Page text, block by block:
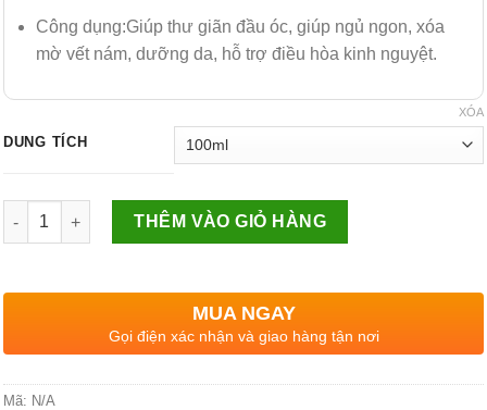
Công dụng:Giúp thư giãn đầu óc, giúp ngủ ngon, xóa
mờ vết nám, dưỡng da, hỗ trợ điều hòa kinh nguyệt.
DUNG TÍCH
XÓA
Số lượng
THÊM VÀO GIỎ HÀNG
MUA NGAY
Gọi điện xác nhận và giao hàng tận nơi
Mã: N/A